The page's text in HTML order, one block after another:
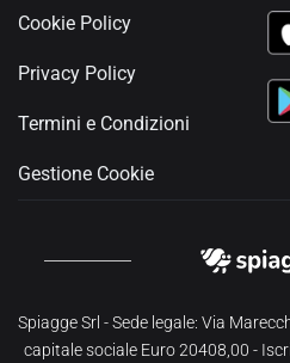
Cookie Policy
Privacy Policy
Termini e Condizioni
Gestione Cookie
Spiagge Srl - Sede legale: Via
capitale sociale Euro 20408,00 -